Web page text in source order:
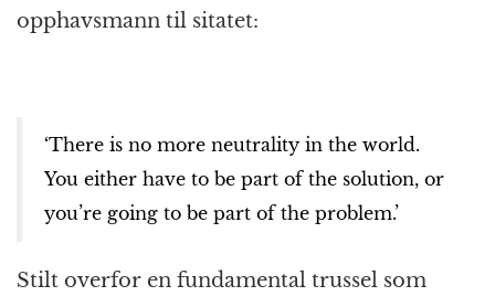
opphavsmann til sitatet:
‘There is no more neutrality in the world.
You either have to be part of the solution, or
you’re going to be part of the problem.’
Stilt overfor en fundamental trussel som